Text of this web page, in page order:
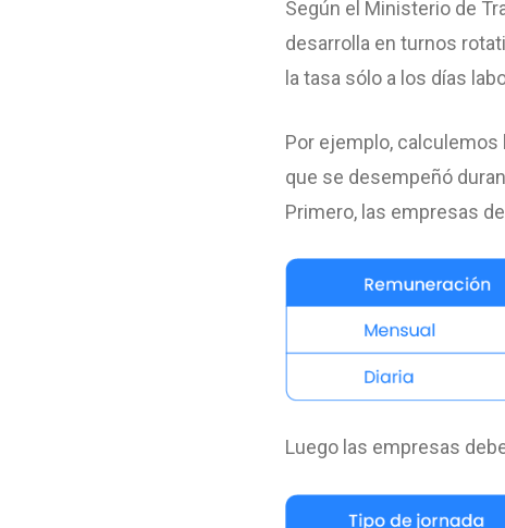
Según el Ministerio de
desarrolla en turnos
la tasa sólo a los días
Por ejemplo, calculemos
que se desempeñó
Primero, las empresas
Luego las empresas